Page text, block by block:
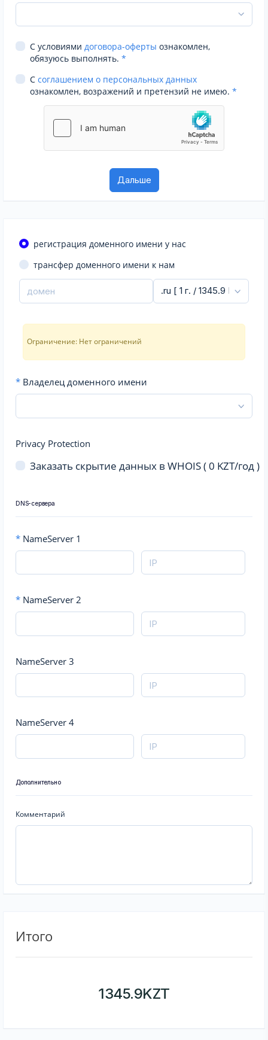
С условиями договора-оферты ознакомлен,
обязуюсь выполнять. *
С соглашением о персональных данных
ознакомлен, возражений и претензий не имею. *
регистрация доменного имени у нас
трансфер доменного имени к нам
Ограничение: Нет ограничений
* Владелец доменного имени
Privacy Protection
Заказать скрытие данных в WHOIS (0 KZT/год )
DNS-сервера
* NameServer 1
* NameServer 2
NameServer 3
NameServer 4
Дополнительно
Комментарий
Итого
1345.9KZT